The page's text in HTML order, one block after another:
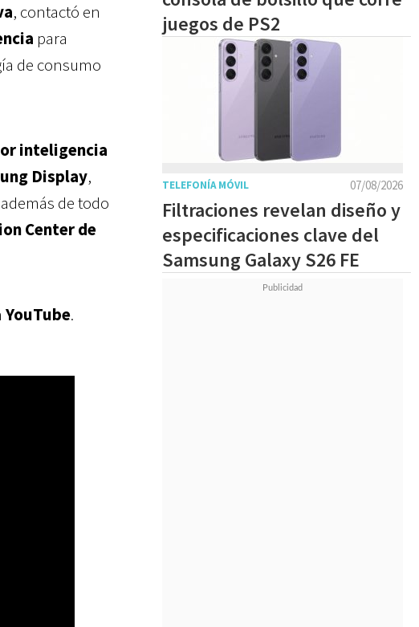
, contactó en
para
de consumo
inteligencia
Display,
de todo
Center de
YouTube.
juegos de PS2
07/08/2026
TELEFONÍA MÓVIL
Filtraciones revelan diseño y
especificaciones clave del
Samsung Galaxy S26 FE